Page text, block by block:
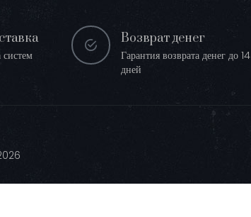
систем
Возврат денег
Гарантия возврата денег до 14
дней